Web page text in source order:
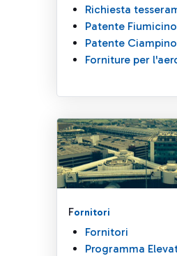
Richiesta
Patente Fiumicino
Patente Ciampino
Forniture per
Fornitori
Fornitori
Programma